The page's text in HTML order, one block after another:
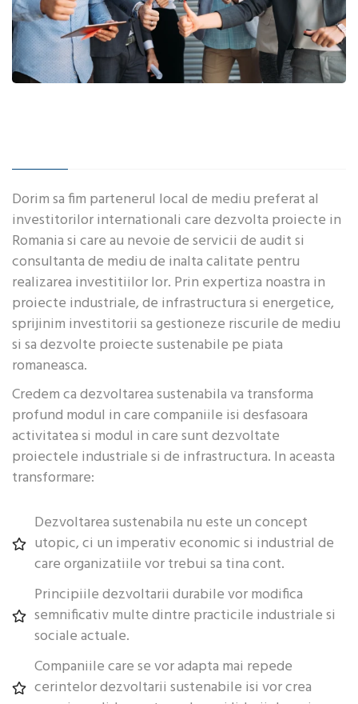
Dorim sa fim partenerul local de mediu preferat al
investitorilor internationali care dezvolta proiecte in
Romania si care au nevoie de servicii de audit si
consultanta de mediu de inalta calitate pentru
realizarea investitiilor lor. Prin expertiza noastra in
proiecte industriale, de infrastructura si energetice,
sprijinim investitorii sa gestioneze riscurile de mediu
si sa dezvolte proiecte sustenabile pe piata
romaneasca.
Credem ca dezvoltarea sustenabila va transforma
profund modul in care companiile isi desfasoara
activitatea si modul in care sunt dezvoltate
proiectele industriale si de infrastructura. In aceasta
transformare:
Dezvoltarea sustenabila nu este un concept
utopic, ci un imperativ economic si industrial de
care organizatiile vor trebui sa tina cont.
Principiile dezvoltarii durabile vor modifica
semnificativ multe dintre practicile industriale si
sociale actuale.
Companiile care se vor adapta mai repede
cerintelor dezvoltarii sustenabile isi vor crea